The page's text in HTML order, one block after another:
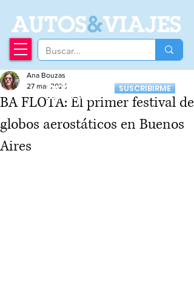
AUTOS&VIAJES
Recibí nuestro
Newsletter
SUSCRIBIRME
BA FLOTA: El primer festival de
globos aerostáticos en Buenos
Aires
Ana Bouzas
27 mar 2025